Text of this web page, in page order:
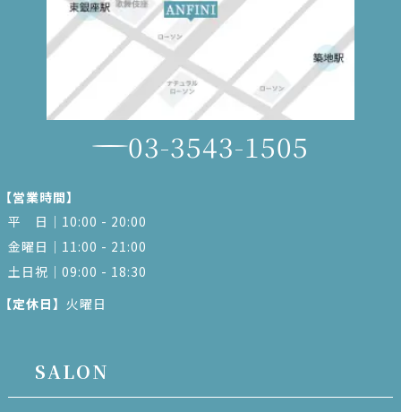
03-3543-1505
営業時間】
平 日｜10:00 - 20:00
金曜日｜11:00 - 21:00
土日祝｜09:00 - 18:30
定休日】 火曜日
SALON